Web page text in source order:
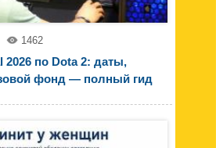
1462
2026 по Dota 2: даты,
фонд — полный гид